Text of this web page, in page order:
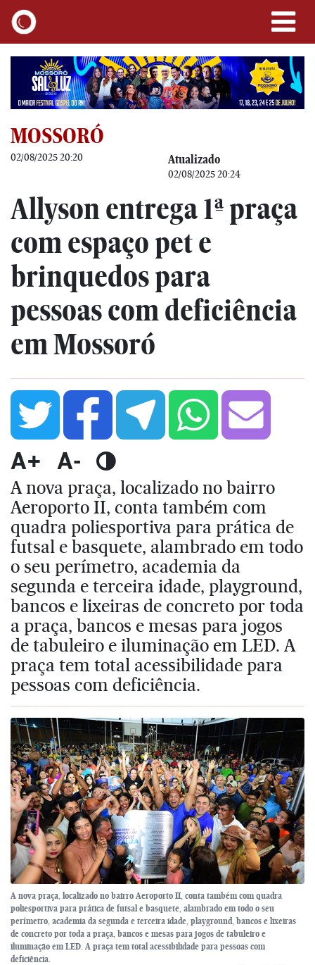
MOSSORÓ
02/08/2025 20:20 Atualizado
02/08/2025 20:24
Allyson entrega 1ª praça
com espaço pet e
brinquedos para
pessoas com deficiência
em Mossoró
A+ A-
A nova praça, localizado no bairro
Aeroporto II, conta também com
quadra poliesportiva para prática de
futsal e basquete, alambrado em todo
o seu perímetro, academia da
segunda e terceira idade, playground,
bancos e lixeiras de concreto por toda
a praça, bancos e mesas para jogos
de tabuleiro e iluminação em LED. A
praça tem total acessibilidade para
pessoas com deficiência.
A nova praça, localizado no bairro Aeroporto II, conta também com quadra
poliesportiva para prática de futsal e basquete, alambrado em todo o seu
perímetro, academia da segunda e terceira idade, playground, bancos e lixeiras
de concreto por toda a praça, bancos e mesas para jogos de tabuleiro e
iluminação em LED. A praça tem total acessibilidade para pessoas com
deficiência.